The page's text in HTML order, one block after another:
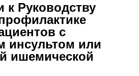
к Руководству
с
инсультом или
ишемической